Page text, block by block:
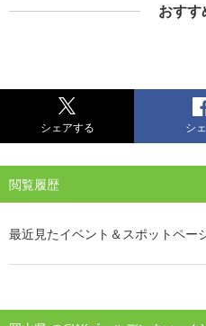
おすす
シェアする シ
閲覧履歴
最近見たイベント＆スポットペー